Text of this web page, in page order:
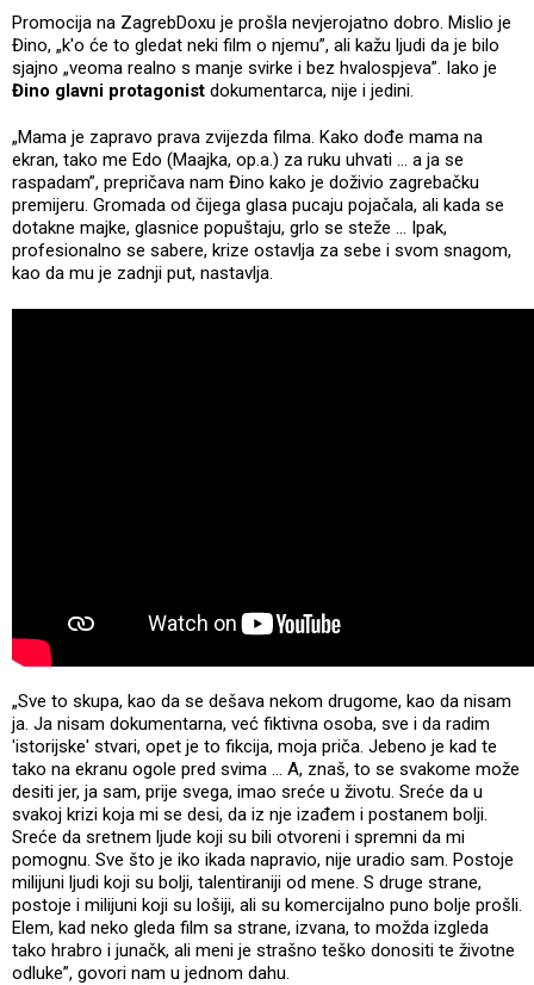
Promocija na ZagrebDoxu je prošla nevjerojatno dobro. Mislio je
Đino, „k'o će to gledat neki film o njemu”, ali kažu ljudi da je bilo
sjajno „veoma realno s manje svirke i bez hvalospjeva”. Iako je
Đino glavni protagonist dokumentarca, nije i jedini.
„Mama je zapravo prava zvijezda filma. Kako dođe mama na
ekran, tako me Edo (Maajka, op.a.) za ruku uhvati ... a ja se
raspadam”, prepričava nam Đino kako je doživio zagrebačku
premijeru. Gromada od čijega glasa pucaju pojačala, ali kada se
dotakne majke, glasnice popuštaju, grlo se steže ... Ipak,
profesionalno se sabere, krize ostavlja za sebe i svom snagom,
kao da mu je zadnji put, nastavlja.
„Sve to skupa, kao da se dešava nekom drugome, kao da nisam
ja. Ja nisam dokumentarna, već fiktivna osoba, sve i da radim
'istorijske' stvari, opet je to fikcija, moja priča. Jebeno je kad te
tako na ekranu ogole pred svima ... A, znaš, to se svakome može
desiti jer, ja sam, prije svega, imao sreće u životu. Sreće da u
svakoj krizi koja mi se desi, da iz nje izađem i postanem bolji.
Sreće da sretnem ljude koji su bili otvoreni i spremni da mi
pomognu. Sve što je iko ikada napravio, nije uradio sam. Postoje
milijuni ljudi koji su bolji, talentiraniji od mene. S druge strane,
postoje i milijuni koji su lošiji, ali su komercijalno puno bolje prošli.
Elem, kad neko gleda film sa strane, izvana, to možda izgleda
tako hrabro i junačk, ali meni je strašno teško donositi te životne
odluke”, govori nam u jednom dahu.